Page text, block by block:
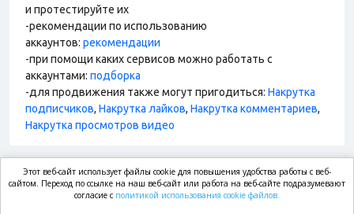
и протестируйте их
-рекомендации по использованию
аккаунтов: рекомендации
-при помощи каких сервисов можно работать с
аккаунтами: подборка
-для продвижения также могут пригодиться: Накрутка
подписчиков, Накрутка лайков, Накрутка комментариев,
Накрутка просмотров видео
market.com
Этот веб-сайт использует файлы cookie для повышения удобства работы с веб-
сайтом. Переход по ссылке на наш веб-сайт или работа на веб-сайте подразумевают
согласие с политикой использования cookie файлов.